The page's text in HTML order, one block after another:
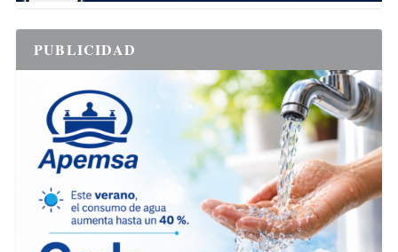
PUBLICIDAD